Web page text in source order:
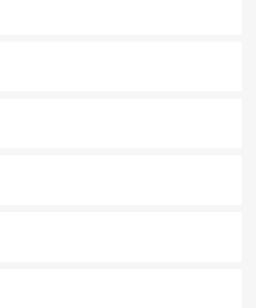
ズは地元の風情を楽しめる外せないスポット